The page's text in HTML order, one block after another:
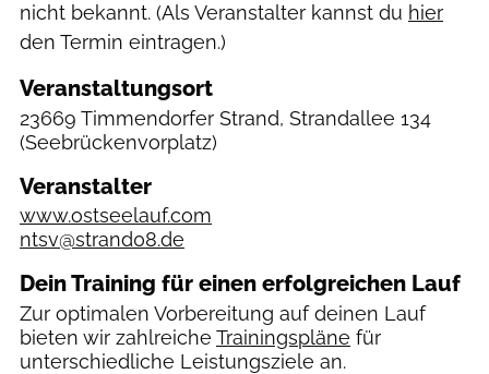
nicht bekannt. (Als Veranstalter kannst du hier
den Termin eintragen.)
Veranstaltungsort
23669 Timmendorfer Strand, Strandallee 134
(Seebrückenvorplatz)
Veranstalter
www.ostseelauf.com
ntsv@strand08.de
Dein Training für einen erfolgreichen Lauf
Zur optimalen Vorbereitung auf deinen Lauf
bieten wir zahlreiche Trainingspläne für
unterschiedliche Leistungsziele an.